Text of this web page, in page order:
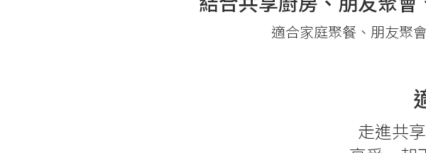
適合家庭聚餐、朋友聚
走進共